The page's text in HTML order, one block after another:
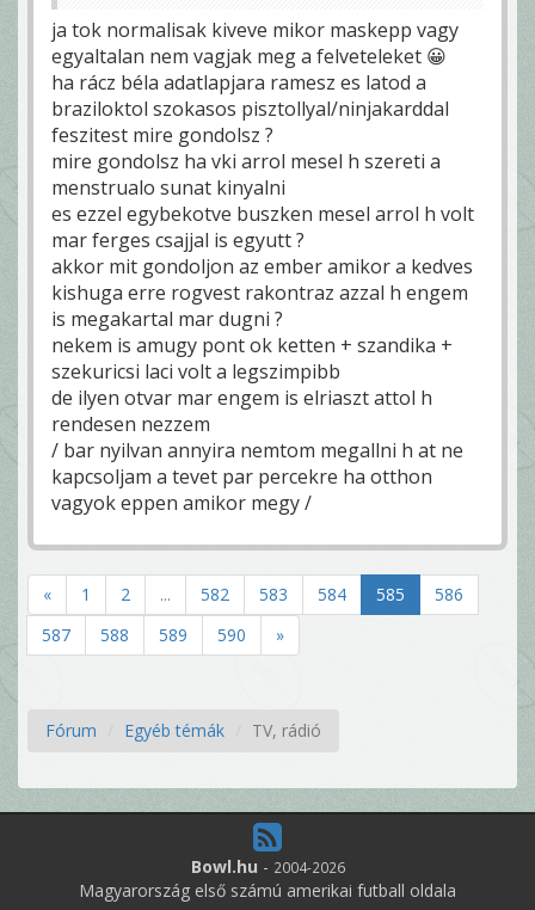
ja tok normalisak kiveve mikor maskepp vagy
egyaltalan nem vagjak meg a felveteleket 😀
ha rácz béla adatlapjara ramesz es latod a
braziloktol szokasos pisztollyal/ninjakarddal
feszitest mire gondolsz ?
mire gondolsz ha vki arrol mesel h szereti a
menstrualo sunat kinyalni
es ezzel egybekotve buszken mesel arrol h volt
mar ferges csajjal is egyutt ?
akkor mit gondoljon az ember amikor a kedves
kishuga erre rogvest rakontraz azzal h engem
is megakartal mar dugni ?
nekem is amugy pont ok ketten + szandika +
szekuricsi laci volt a legszimpibb
de ilyen otvar mar engem is elriaszt attol h
rendesen nezzem
/ bar nyilvan annyira nemtom megallni h at ne
kapcsoljam a tevet par percekre ha otthon
vagyok eppen amikor megy /
« 1 2 ... 582 583 584 585
586
587
588 589 590 »
Fórum Egyéb témák TV, rádió
Bowl.hu - 2004-2026
Magyarország első számú amerikai futball oldala